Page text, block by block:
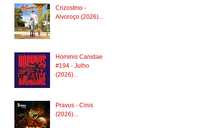
Crizostmo -
Alvoroço (2026)...
Hominis Canidae
#194 - Julho
(2026)...
Pravus - Cinis
(2026)...